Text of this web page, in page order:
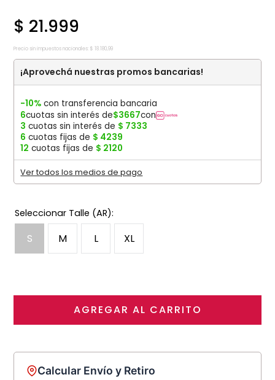
$ 21.999
Precio sin impuestos nacionales: $ 18.180,99
¡Aprovechá nuestras promos bancarias!
-10% con transferencia bancaria
6cuotas sin interés de$3667con
3 cuotas sin interés de $ 7333
6 cuotas fijas de $ 4239
12 cuotas fijas de $ 2120
Ver todos los medios de pago
S L
M XL
AGREGAR AL CARRITO
Calcular Envío y Retiro